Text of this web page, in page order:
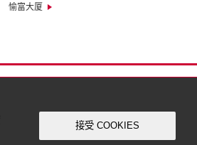
接受 COOKIES
愉富大厦